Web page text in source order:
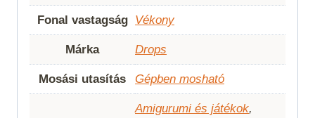
Fonal vastagság Vékony
Márka Drops
Mosási utasítás Gépben mosható
Amigurumi és játékok,